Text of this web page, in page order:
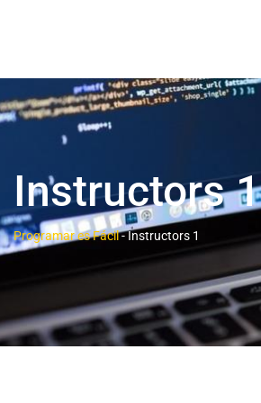
Instructors 1
Programar es Fácil-Instructors 1